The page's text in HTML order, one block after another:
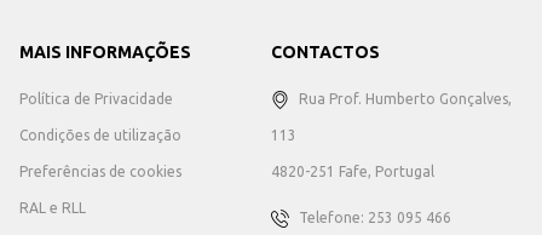
MAIS INFORMAÇÕES
Política de Privacidade
Condições de utilização
Preferências de cookies
RAL e RLL
CONTACTOS
Rua Prof. Humberto Gonçalves,
113
4820-251 Fafe, Portugal
Telefone: 253 095 466